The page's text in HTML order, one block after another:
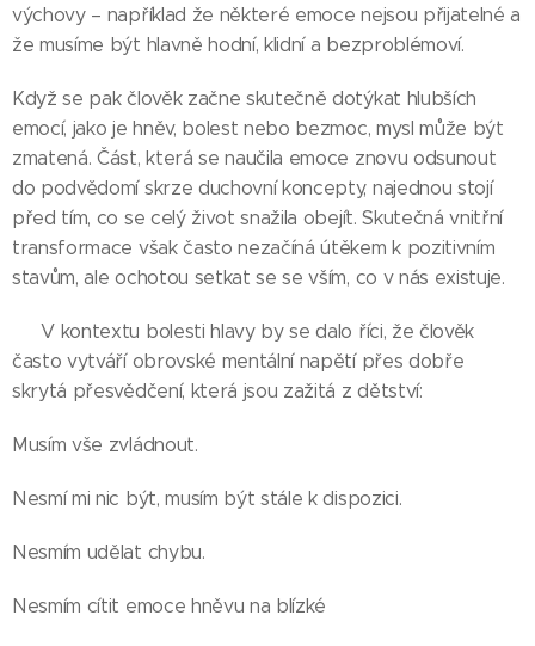
výchovy – například že některé emoce nejsou přijatelné a
že musíme být hlavně hodní, klidní a bezproblémoví.
Když se pak člověk začne skutečně dotýkat hlubších
emocí, jako je hněv, bolest nebo bezmoc, mysl může být
zmatená. Část, která se naučila emoce znovu odsunout
do podvědomí skrze duchovní koncepty, najednou stojí
před tím, co se celý život snažila obejít. Skutečná vnitřní
transformace však často nezačíná útěkem k pozitivním
stavům, ale ochotou setkat se se vším, co v nás existuje.
👉 V kontextu bolesti hlavy by se dalo říci, že člověk
často vytváří obrovské mentální napětí přes dobře
skrytá přesvědčení, která jsou zažitá z dětství:
Musím vše zvládnout.
Nesmí mi nic být, musím být stále k dispozici.
Nesmím udělat chybu.
Nesmím cítit emoce hněvu na blízké